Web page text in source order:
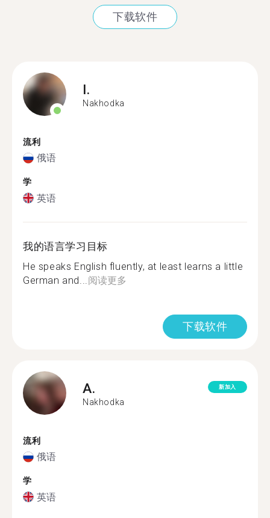
下载软件
I.
Nakhodka
流利
俄语
学
英语
我的语言学习目标
He speaks English fluently, at least learns a little
German and... 阅读更多
下载软件
A.
Nakhodka
新加入
流利
俄语
学
英语